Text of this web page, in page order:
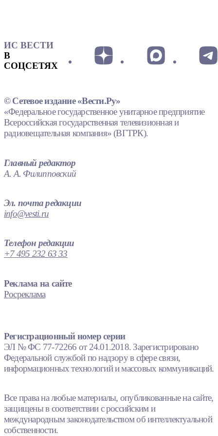
ИС ВЕСТИ
В
СОЦСЕТЯХ
© Сетевое издание «Вести.Ру»
«Федеральное государственное унитарное предприятие
Всероссийская государственная телевизионная и
радиовещательная компания» (ВГТРК).
Главный редактор
А. А. Филипповский
Эл. почта редакции
info@vesti.ru
Телефон редакции
+7 495 232 63 33
Реклама на сайте
Росреклама
Регистрационный номер серии
ЭЛ № ФС 77-72266 от 24.01.2018. Зарегистрировано
Федеральной службой по надзору в сфере связи,
информационных технологий и массовых коммуникаций.
Все права на любые материалы, опубликованные на сайте,
защищены в соответствии с российским и
международным законодательством об интеллектуальной
собственности.